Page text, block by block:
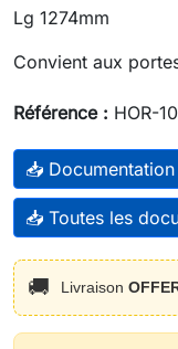
Lg 1274mm
Convient aux
Référence : HOR-
📥
📥 Toutes les
🚚 Livraison